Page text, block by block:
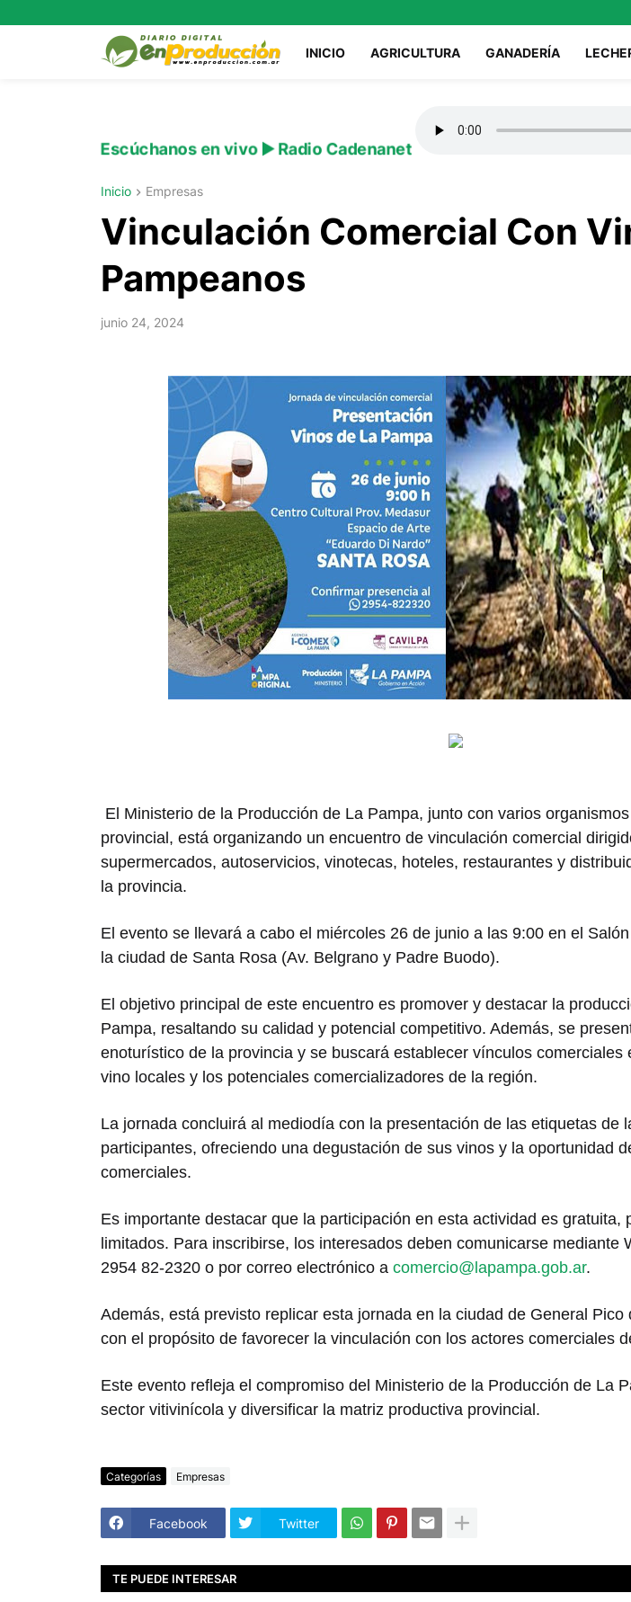
INICIO AGRICULTURA GANADERÍA
Escúchanos en vivo ▶️ Radio Cadenanet
Inicio Empresas
Vinculación Comercial Con
Pampeanos
junio 24, 2024
El Ministerio de la Producción de La Pampa, junto con varios
provincial, está organizando un encuentro de vinculación comercial
supermercados, autoservicios, vinotecas, hoteles, restaurantes y
la provincia.
El evento se llevará a cabo el miércoles 26 de junio a las 9:00 en el
la ciudad de Santa Rosa (Av. Belgrano y Padre Buodo).
El objetivo principal de este encuentro es promover y destacar la
Pampa, resaltando su calidad y potencial competitivo. Además, se
enoturístico de la provincia y se buscará establecer vínculos comerciales
vino locales y los potenciales comercializadores de la región.
La jornada concluirá al mediodía con la presentación de las etiquetas de
participantes, ofreciendo una degustación de sus vinos y la oportunidad
comerciales.
Es importante destacar que la participación en esta actividad es gratuita,
limitados. Para inscribirse, los interesados deben comunicarse mediante
2954 82-2320 o por correo electrónico a comercio@lapampa.gob.ar.
Además, está previsto replicar esta jornada en la ciudad de General Pico
con el propósito de favorecer la vinculación con los actores comerciales
Este evento refleja el compromiso del Ministerio de la Producción de La
sector vitivinícola y diversificar la matriz productiva provincial.
Categorías Empresas
Facebook Twitter
TE PUEDE INTERESAR